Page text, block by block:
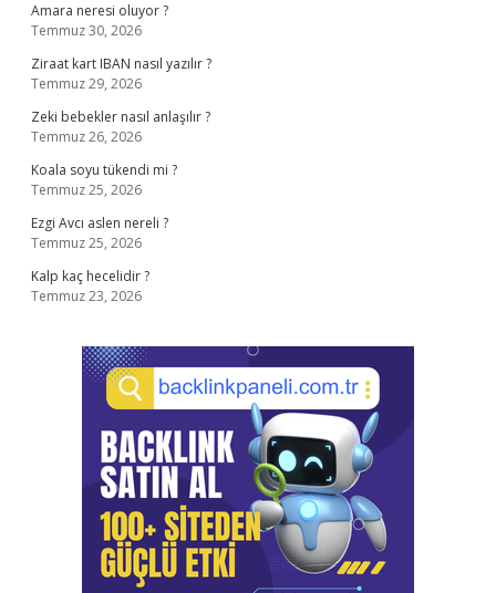
Amara neresi oluyor ?
Temmuz 30, 2026
Ziraat kart IBAN nasıl yazılır ?
Temmuz 29, 2026
Zeki bebekler nasıl anlaşılır ?
Temmuz 26, 2026
Koala soyu tükendi mi ?
Temmuz 25, 2026
Ezgi Avcı aslen nereli ?
Temmuz 25, 2026
Kalp kaç hecelidir ?
Temmuz 23, 2026